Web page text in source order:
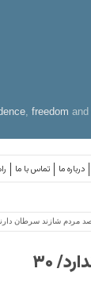
freedom and
تماس با ما درباره ما
نماینده مجلس: شازند تحمل آلایندگی بیشتر را ندارد/ ۳۰